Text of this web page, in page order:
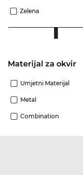
Zelena
materijal za okvir
Umjetni Materijal
Metal
Combination